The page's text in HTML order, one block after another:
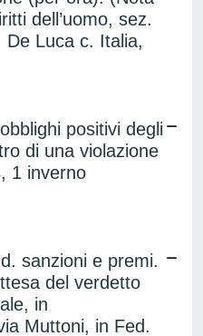
dell’uomo, sez.
Luca c. Italia,
positivi degli
di una violazione
1 inverno
sanzioni e premi.
del verdetto
in
Muttoni, in Fed.